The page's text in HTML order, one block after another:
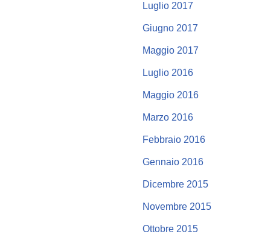
Luglio 2017
Giugno 2017
Maggio 2017
Luglio 2016
Maggio 2016
Marzo 2016
Febbraio 2016
Gennaio 2016
Dicembre 2015
Novembre 2015
Ottobre 2015